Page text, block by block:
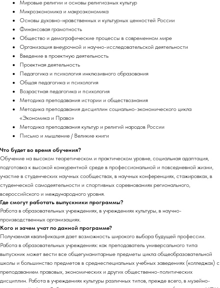
Мировые религии и основы религиозных культур
Микроэкономика и макроэкономика
Основы духовно-нравственных и культурных ценностей России
Финансовая грамотность
Общество и демографические процессы в современном мире
Организация внеурочной и научно-исследовательской деятельности
Введение в проектную деятельность
Проектная деятельность
Педагогика и психология инклюзивного образования
Общая педагогика и психология
Возрастная педагогика и психология
Методика преподавания истории и обществознания
Методика преподавания дисциплин социально-экономического цикла
«Экономика и Право»
Методика преподавания культур и религий народов России
Письмо и мышление / Великие книги
Что будет во время обучения?
Обучение на высоком теоретическом и практическом уровне, социальная адаптация,
подготовка к высокой конкурентной среде в профессиональной и повседневной жизни,
участие в студенческих научных сообществах, в научных конференциях, стажировках, в
студенческой самодеятельности и спортивных соревнованиях регионального,
всероссийского и международного уровня.
Где смогут работать выпускники программы?
Работа в образовательных учреждениях, в учреждениях культуры, в научно-
производственных организациях.
Кого и зачем учат по данной программе?
Получаемая квалификация дает возможность широкого выбора будущей профессии.
Работа в образовательных учреждениях: как преподаватель универсального типа
выпускник может вести все общегуманитарные предметы цикла общеобразовательной
школы и большинство предметов в среднеспециальных учебных заведениях (колледжах) с
преподаванием правовых, экономических и других общественно-политических
дисциплин. Работа в учреждениях культуры различных типов, прежде всего, в музейно-